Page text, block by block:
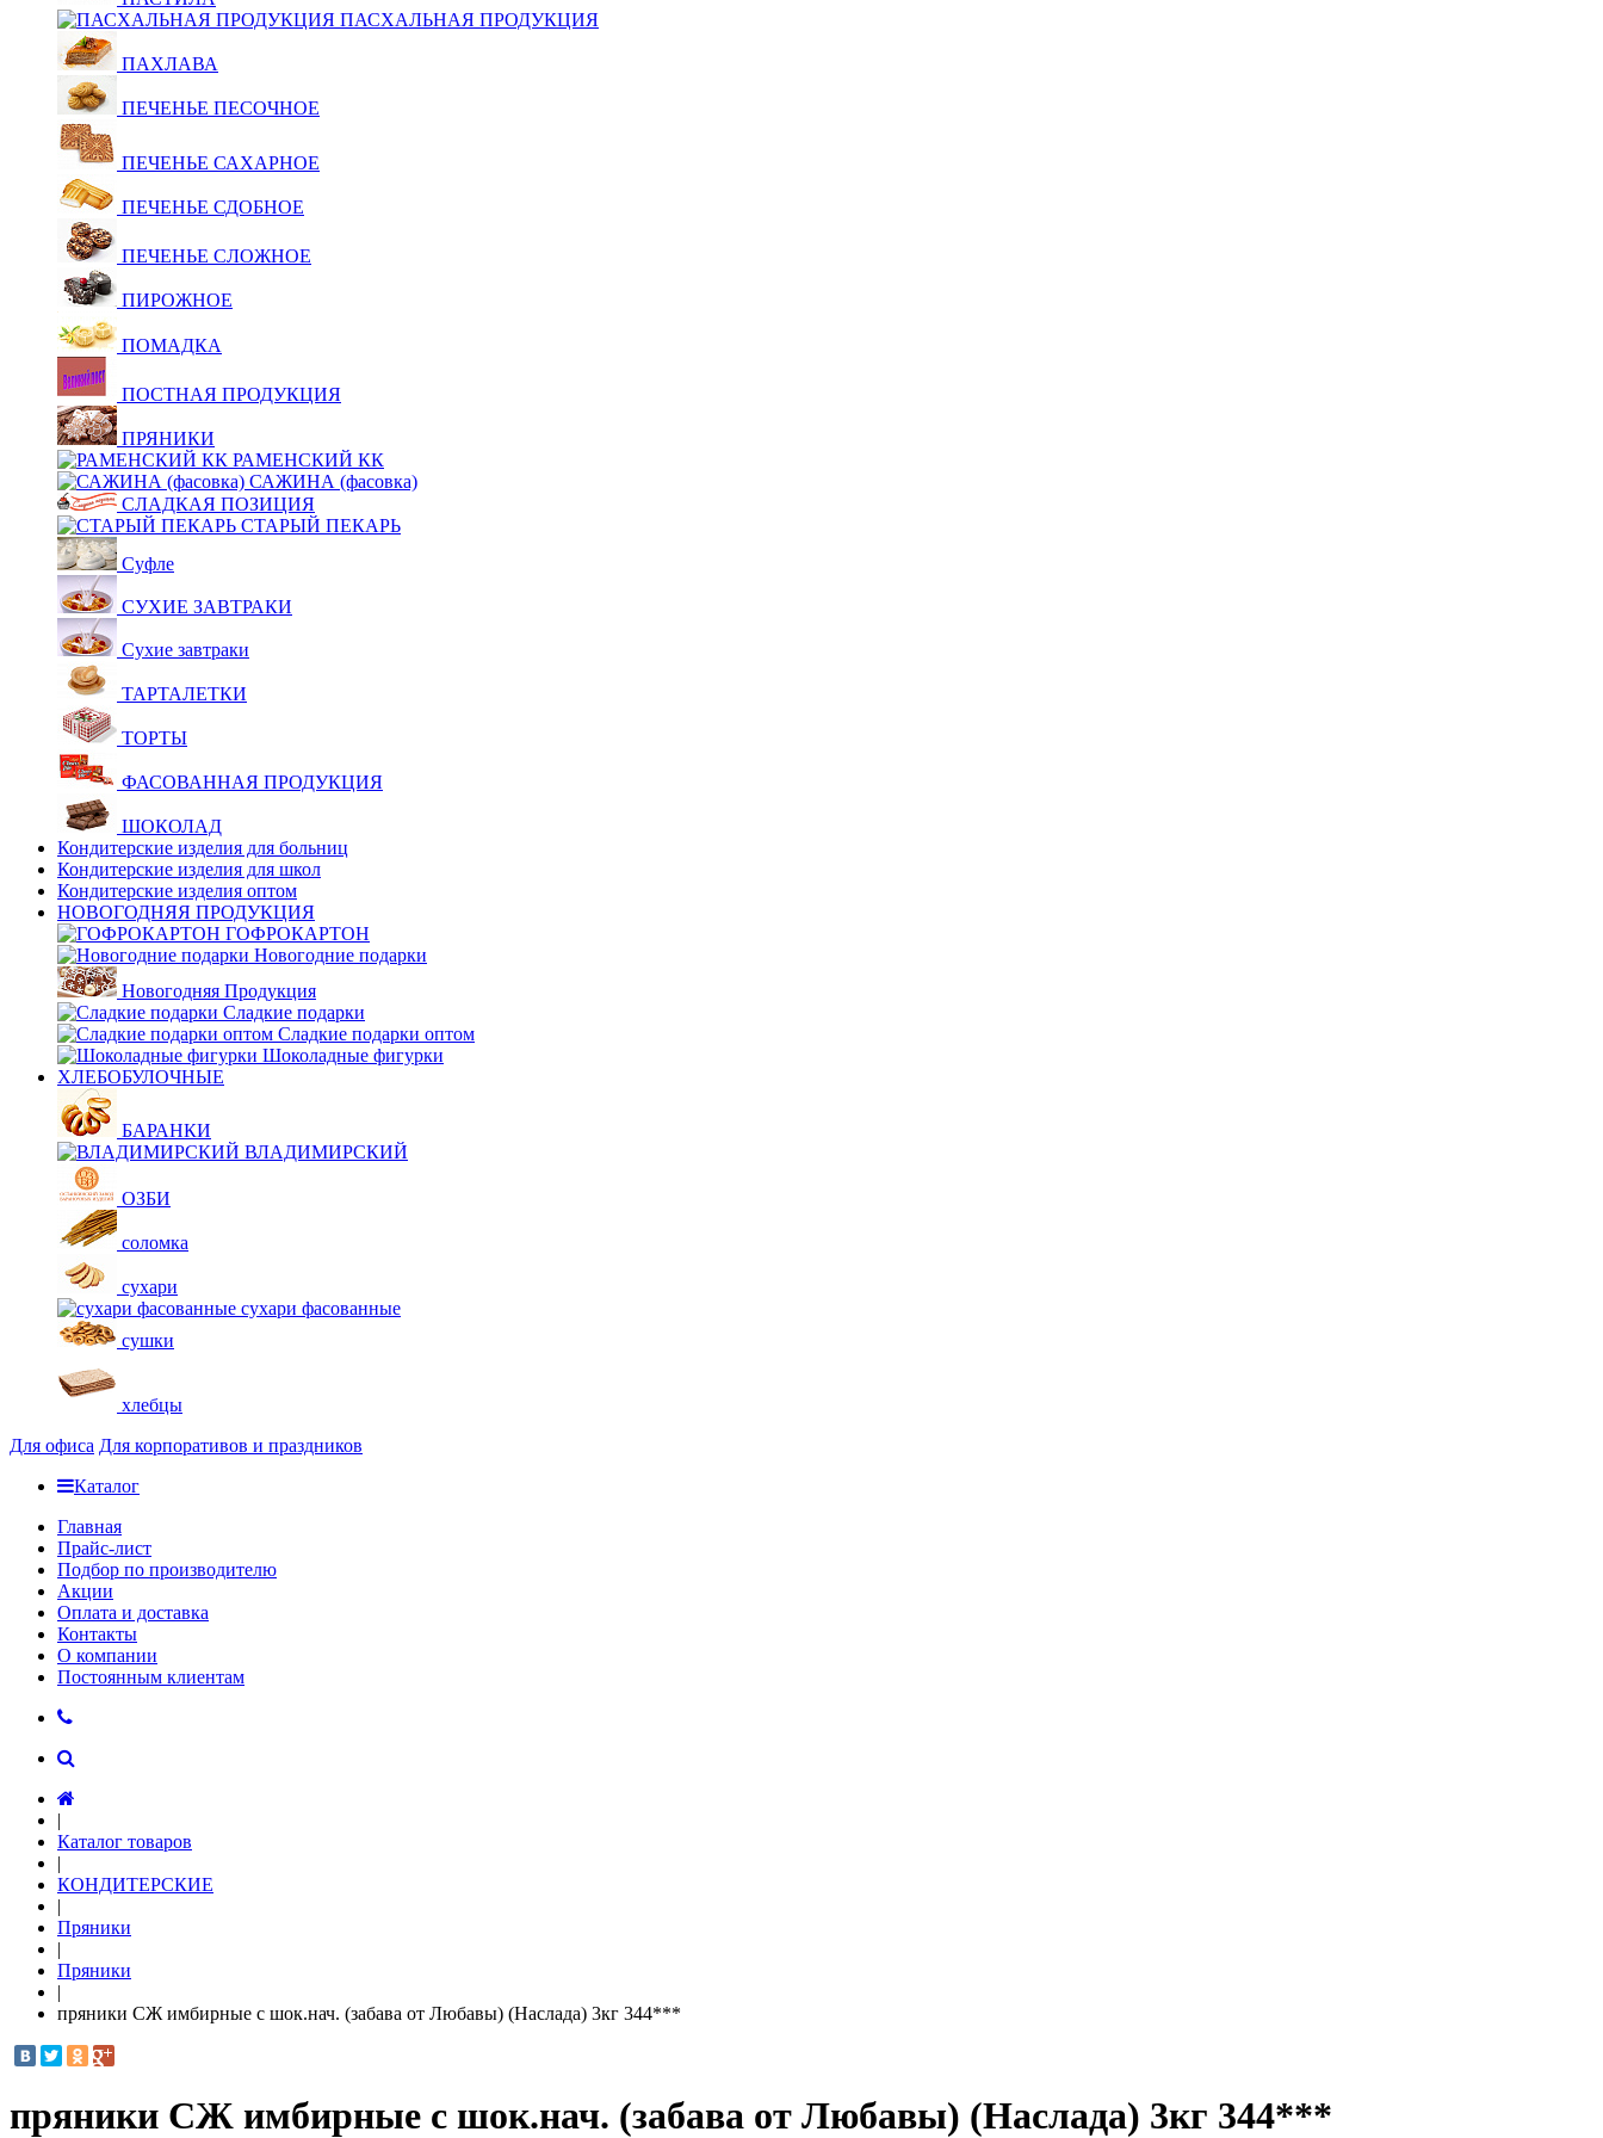
ПАСХАЛЬНАЯ ПРОДУКЦИЯ
ПАХЛАВА
ПЕЧЕНЬЕ ПЕСОЧНОЕ
ПЕЧЕНЬЕ САХАРНОЕ
ПЕЧЕНЬЕ СДОБНОЕ
ПЕЧЕНЬЕ СЛОЖНОЕ
ПИРОЖНОЕ
ПОМАДКА
ПОСТНАЯ ПРОДУКЦИЯ
ПРЯНИКИ
РАМЕНСКИЙ КК
САЖИНА (фасовка)
СЛАДКАЯ ПОЗИЦИЯ
СТАРЫЙ ПЕКАРЬ
Суфле
СУХИЕ ЗАВТРАКИ
Сухие завтраки
ТАРТАЛЕТКИ
ТОРТЫ
ФАСОВАННАЯ ПРОДУКЦИЯ
ШОКОЛАД
Кондитерские изделия для больниц
Кондитерские изделия для школ
Кондитерские изделия оптом
НОВОГОДНЯЯ ПРОДУКЦИЯ
ГОФРОКАРТОН
Новогодние подарки
Новогодняя Продукция
Сладкие подарки
Сладкие подарки оптом
Шоколадные фигурки
ХЛЕБОБУЛОЧНЫЕ
БАРАНКИ
ВЛАДИМИРСКИЙ
ОЗБИ
соломка
сухари
сухари фасованные
сушки
хлебцы
Для офиса Для корпоративов и праздников
Каталог
Главная
Прайс-лист
Подбор по производителю
Акции
Оплата и доставка
Контакты
О компании
Постоянным клиентам
|
Каталог товаров
|
КОНДИТЕРСКИЕ
|
Пряники
|
Пряники
|
пряники СЖ имбирные с шок.нач. (забава от Любавы) (Наслада) 3кг 344***
пряники СЖ имбирные с шок.нач. (забава от Любавы) (Наслада) 3кг 344***